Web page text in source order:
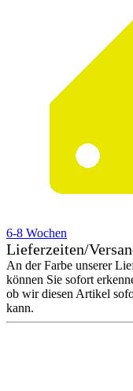
6-8 Wochen
Lieferzeiten/
An der Farbe unserer
können Sie sofort
ob wir diesen Artikel
kann.